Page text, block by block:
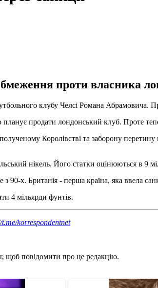
проти власника
клубу Челсі Романа Абрамовича.
продати лондонський клуб. Проте
Королівстві та заборону
нікель. Його статки оцінюються в 9
90-х. Британія - перша країна, яка ввела
4 мільярди фунтів.
korrespondentnet
щоб повідомити про це редакцію.